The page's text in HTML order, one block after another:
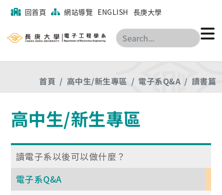
回首頁 網站導覽 ENGLISH 長庚大學
搜尋
首頁 高中生/新生專區 電子系Q&A 讀書篇
高中生/新生專區
讀電子系以後可以做什麼？
電子系Q&A